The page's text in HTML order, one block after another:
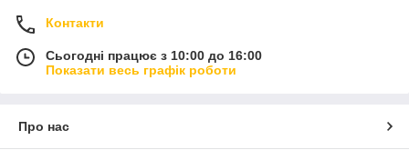
Контакти
Сьогодні працює з 10:00 до 16:00
Показати весь графік роботи
Про нас